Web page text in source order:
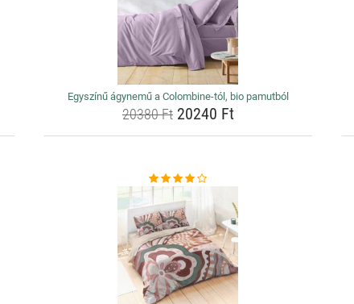
Egyszínű ágynemű a Colombine-tól, bio pamutból
20380 Ft20240 Ft